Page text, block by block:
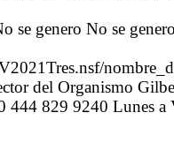
genero No se
del Organismo
444 829 9240 Lunes